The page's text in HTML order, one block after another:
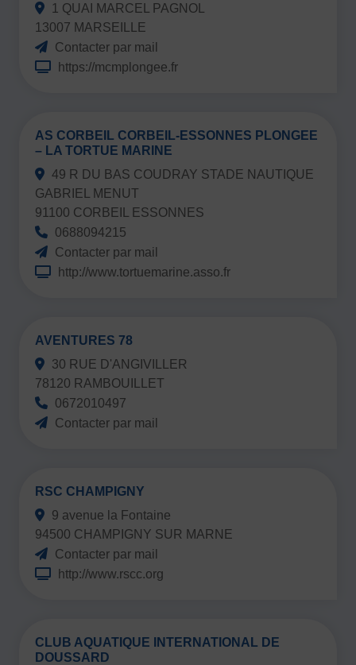
1 QUAI MARCEL PAGNOL
13007 MARSEILLE
Contacter par mail
https://mcmplongee.fr
AS CORBEIL CORBEIL-ESSONNES PLONGEE
– LA TORTUE MARINE
49 R DU BAS COUDRAY STADE NAUTIQUE
GABRIEL MENUT
91100 CORBEIL ESSONNES
0688094215
Contacter par mail
http://www.tortuemarine.asso.fr
AVENTURES 78
30 RUE D'ANGIVILLER
78120 RAMBOUILLET
0672010497
Contacter par mail
RSC CHAMPIGNY
9 avenue la Fontaine
94500 CHAMPIGNY SUR MARNE
Contacter par mail
http://www.rscc.org
CLUB AQUATIQUE INTERNATIONAL DE
DOUSSARD